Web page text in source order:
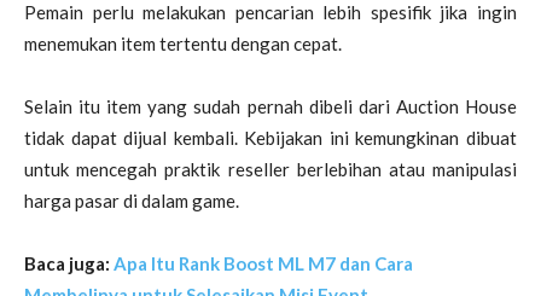
Pemain perlu melakukan pencarian lebih spesifik jika ingin
menemukan item tertentu dengan cepat.
Selain itu item yang sudah pernah dibeli dari Auction House
tidak dapat dijual kembali. Kebijakan ini kemungkinan dibuat
untuk mencegah praktik reseller berlebihan atau manipulasi
harga pasar di dalam game.
Baca juga: Apa Itu Rank Boost ML M7 dan Cara